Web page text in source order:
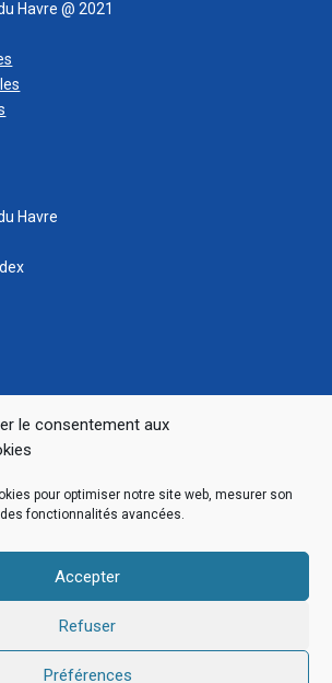
le consentement aux
pour optimiser notre site web, mesurer son
fonctionnalités avancées.
Accepter
Refuser
Préférences
Havre @ 2021
Havre